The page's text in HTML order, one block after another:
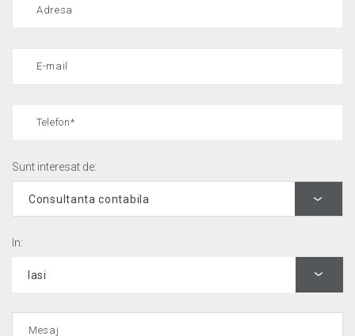
Sunt interesat de:
In: